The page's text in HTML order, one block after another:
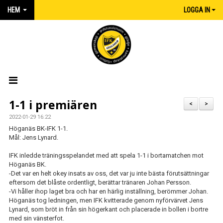
HEM LOGGA IN
HEM
KALENDER
IFK:AREN
KLUBBSHOP INTERSPORT
>
<
1-1 i premiären
2022-01-29 16:22
Höganäs BK-IFK 1-1.
Mål: Jens Lynard.
IFK inledde träningsspelandet med att spela 1-1 i bortamatchen mot
Höganäs BK.
-Det var en helt okey insats av oss, det var ju inte bästa förutsättningar
eftersom det blåste ordentligt, berättar tränaren Johan Persson.
-Vi håller ihop laget bra och har en härlig inställning, berömmer Johan.
Höganäs tog ledningen, men IFK kvitterade genom nyförvärvet Jens
Lynard, som bröt in från sin högerkant och placerade in bollen i bortre
med sin vänsterfot.